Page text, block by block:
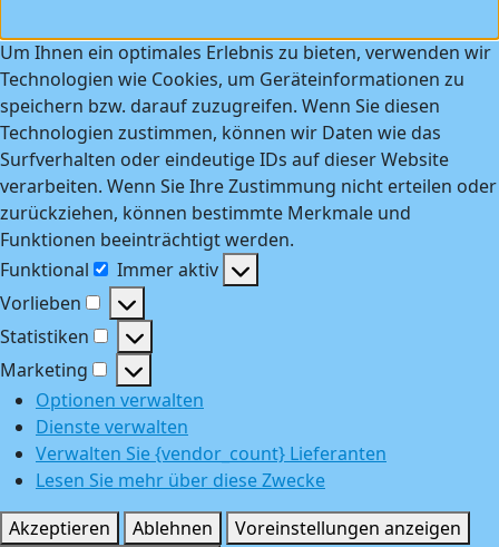
Um Ihnen ein optimales Erlebnis zu bieten, verwenden wir
Technologien wie Cookies, um Geräteinformationen zu
speichern bzw. darauf zuzugreifen. Wenn Sie diesen
Technologien zustimmen, können wir Daten wie das
Surfverhalten oder eindeutige IDs auf dieser Website
verarbeiten. Wenn Sie Ihre Zustimmung nicht erteilen oder
zurückziehen, können bestimmte Merkmale und
Funktionen beeinträchtigt werden.
Funktional
Funktional
Immer aktiv
Vorlieben
Vorlieben
Statistiken
Statistiken
Marketing
Marketing
Optionen verwalten
Dienste verwalten
Verwalten Sie {vendor_count} Lieferanten
Lesen Sie mehr über diese Zwecke
Akzeptieren
Ablehnen
Voreinstellungen anzeigen